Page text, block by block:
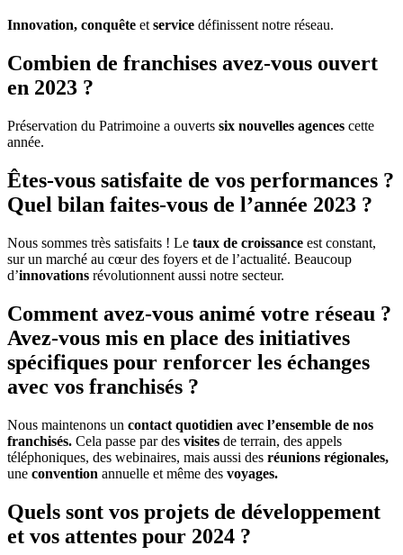
Innovation, conquête et service définissent notre réseau.
Combien de franchises avez-vous ouvert
en 2023 ?
Préservation du Patrimoine a ouverts six nouvelles agences cette
année.
Êtes-vous satisfaite de vos performances ?
Quel bilan faites-vous de l’année 2023 ?
Nous sommes très satisfaits ! Le taux de croissance est constant,
sur un marché au cœur des foyers et de l’actualité. Beaucoup
d’innovations révolutionnent aussi notre secteur.
Comment avez-vous animé votre réseau ?
Avez-vous mis en place des initiatives
spécifiques pour renforcer les échanges
avec vos franchisés ?
Nous maintenons un contact quotidien avec l’ensemble de nos
franchisés. Cela passe par des visites de terrain, des appels
téléphoniques, des webinaires, mais aussi des réunions régionales,
une convention annuelle et même des voyages.
Quels sont vos projets de développement
et vos attentes pour 2024 ?